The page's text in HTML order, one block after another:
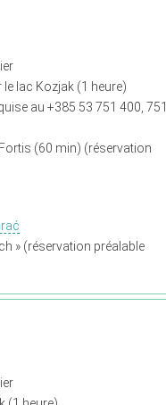
lac Kozjak (1 heure)
au +385 53 751 400, 751
(60 min) (réservation
» (réservation préalable